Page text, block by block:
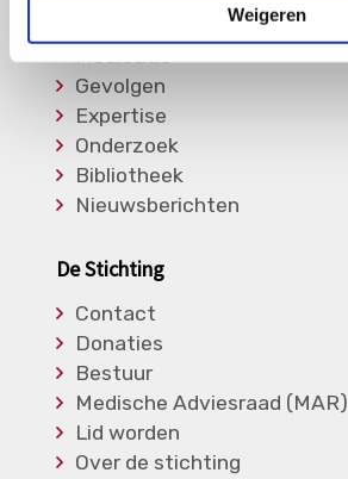
Weigeren
Soorten Vasculitis
Medicatie
Gevolgen
Expertise
Onderzoek
Bibliotheek
Nieuwsberichten
De Stichting
Contact
Donaties
Bestuur
Medische Adviesraad (MAR)
Lid worden
Over de stichting